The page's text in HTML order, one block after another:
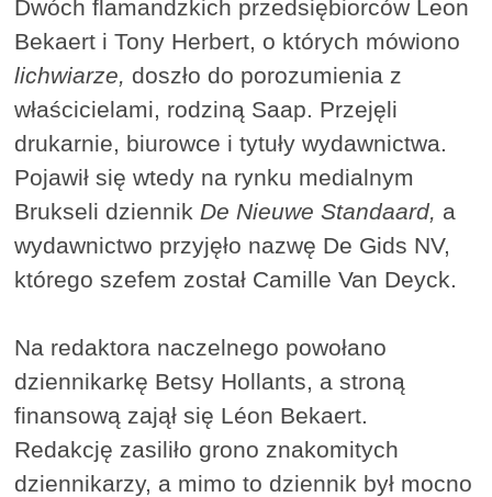
Dwóch flamandzkich przedsiębiorców Leon
Bekaert i Tony Herbert, o których mówiono
lichwiarze, doszło do porozumienia z
właścicielami, rodziną Saap. Przejęli
drukarnie, biurowce i tytuły wydawnictwa.
Pojawił się wtedy na rynku medialnym
Brukseli dziennik De Nieuwe Standaard, a
wydawnictwo przyjęło nazwę De Gids NV,
którego szefem został Camille Van Deyck.
Na redaktora naczelnego powołano
dziennikarkę Betsy Hollants, a stroną
finansową zajął się Léon Bekaert.
Redakcję zasiliło grono znakomitych
dziennikarzy, a mimo to dziennik był mocno